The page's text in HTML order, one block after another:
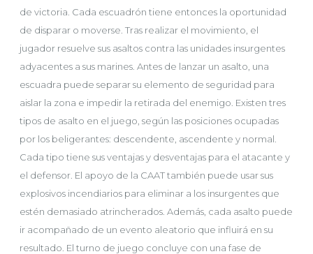
de victoria. Cada escuadrón tiene entonces la oportunidad
de disparar o moverse. Tras realizar el movimiento, el
jugador resuelve sus asaltos contra las unidades insurgentes
adyacentes a sus marines. Antes de lanzar un asalto, una
escuadra puede separar su elemento de seguridad para
aislar la zona e impedir la retirada del enemigo. Existen tres
tipos de asalto en el juego, según las posiciones ocupadas
por los beligerantes: descendente, ascendente y normal.
Cada tipo tiene sus ventajas y desventajas para el atacante y
el defensor. El apoyo de la CAAT también puede usar sus
explosivos incendiarios para eliminar a los insurgentes que
estén demasiado atrincherados. Además, cada asalto puede
ir acompañado de un evento aleatorio que influirá en su
resultado. El turno de juego concluye con una fase de